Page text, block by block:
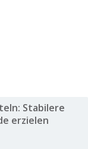
Stabilere
erzielen